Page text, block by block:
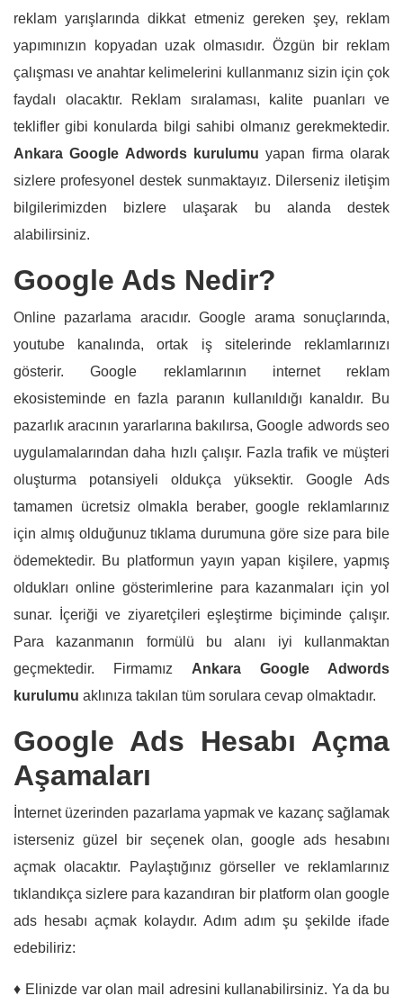
reklam yarışlarında dikkat etmeniz gereken şey, reklam
yapımınızın kopyadan uzak olmasıdır. Özgün bir reklam
çalışması ve anahtar kelimelerini kullanmanız sizin için çok
faydalı olacaktır. Reklam sıralaması, kalite puanları ve
teklifler gibi konularda bilgi sahibi olmanız gerekmektedir.
Ankara Google Adwords kurulumuyapan firma olarak
sizlere profesyonel destek sunmaktayız. Dilerseniz iletişim
bilgilerimizden bizlere ulaşarak bu alanda destek
alabilirsiniz.
Google Ads Nedir?
Online pazarlama aracıdır. Google arama sonuçlarında,
youtube kanalında, ortak iş sitelerinde reklamlarınızı
gösterir. Google reklamlarının internet reklam
ekosisteminde en fazla paranın kullanıldığı kanaldır. Bu
pazarlık aracının yararlarına bakılırsa, Google adwords seo
uygulamalarından daha hızlı çalışır. Fazla trafik ve müşteri
oluşturma potansiyeli oldukça yüksektir. Google Ads
tamamen ücretsiz olmakla beraber, google reklamlarınız
için almış olduğunuz tıklama durumuna göre size para bile
ödemektedir. Bu platformun yayın yapan kişilere, yapmış
oldukları online gösterimlerine para kazanmaları için yol
sunar. İçeriği ve ziyaretçileri eşleştirme biçiminde çalışır.
Para kazanmanın formülü bu alanı iyi kullanmaktan
geçmektedir. Firmamız Ankara Google Adwords
kurulumu aklınıza takılan tüm sorulara cevap olmaktadır.
Google Ads Hesabı Açma
Aşamaları
İnternet üzerinden pazarlama yapmak ve kazanç sağlamak
isterseniz güzel bir seçenek olan, google ads hesabını
açmak olacaktır. Paylaştığınız görseller ve reklamlarınız
tıklandıkça sizlere para kazandıran bir platform olan google
ads hesabı açmak kolaydır. Adım adım şu şekilde ifade
edebiliriz:
♦ Elinizde var olan mail adresini kullanabilirsiniz. Ya da bu